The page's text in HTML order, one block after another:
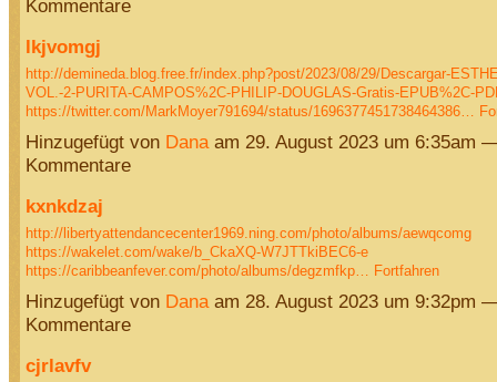
Kommentare
lkjvomgj
http://demineda.blog.free.fr/index.php?post/2023/08/29/Descargar-
VOL.-2-PURITA-CAMPOS%2C-PHILIP-DOUGLAS-Gratis-EPUB%2C-
https://twitter.com/MarkMoyer791694/status/1696377451738464386…
Hinzugefügt von Danaam 29. August 2023 um 6:35am
Kommentare
kxnkdzaj
http://libertyattendancecenter1969.ning.com/photo/albums/aewqcomg
https://wakelet.com/wake/b_CkaXQ-W7JTTkiBEC6-e
https://caribbeanfever.com/photo/albums/degzmfkp…
Fortfahren
Hinzugefügt von Danaam 28. August 2023 um 9:32pm
Kommentare
cjrlavfv